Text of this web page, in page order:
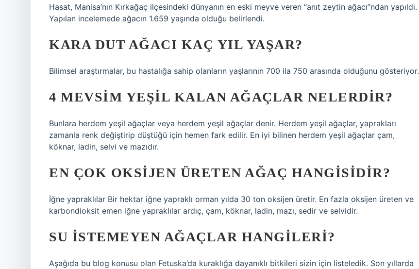
Hasat, Manisa’nın Kırkağaç ilçesindeki dünyanın en eski meyve veren “anıt zeytin ağacı”ndan yapıldı.
Yapılan incelemede ağacın 1.659 yaşında olduğu belirlendi.
KARA DUT AĞACI KAÇ YIL YAŞAR?
Bilimsel araştırmalar, bu hastalığa sahip olanların yaşlarının 700 ila 750 arasında olduğunu gösteriyor.
4 MEVSIM YEŞIL KALAN AĞAÇLAR NELERDIR?
Bunlara herdem yeşil ağaçlar veya herdem yeşil ağaçlar denir. Herdem yeşil ağaçlar, yaprakları
zamanla renk değiştirip düştüğü için hemen fark edilir. En iyi bilinen herdem yeşil ağaçlar çam,
köknar, ladin, selvi ve mazıdır.
EN ÇOK OKSIJEN ÜRETEN AĞAÇ HANGISIDIR?
İğne yapraklılar Bir hektar iğne yapraklı orman yılda 30 ton oksijen üretir. En fazla oksijen üreten ve
karbondioksit emen iğne yapraklılar ardıç, çam, köknar, ladin, mazı, sedir ve selvidir.
SU ISTEMEYEN AĞAÇLAR HANGILERI?
Aşağıda bu blog konusu olan Fetuska’da kuraklığa dayanıklı bitkileri sizin için listeledik. Son yıllarda